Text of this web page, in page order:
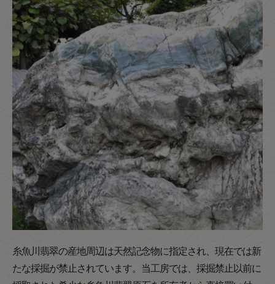
糸魚川翡翠の産地周辺は天然記念物に指定され、現在では新
たな採掘が禁止されています。当工房では、採掘禁止以前に